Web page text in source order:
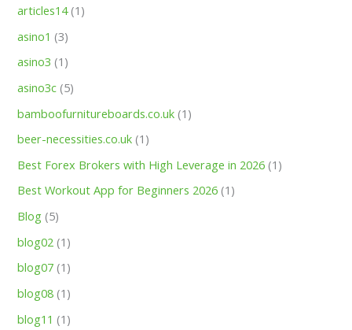
articles14(1)
asino1 (3)
asino3 (1)
asino3c (5)
bamboofurnitureboards.co.uk (1)
beer-necessities.co.uk (1)
Best Forex Brokers with High Leverage in 2026 (1)
Best Workout App for Beginners 2026 (1)
Blog (5)
blog02 (1)
blog07 (1)
blog08 (1)
blog11 (1)